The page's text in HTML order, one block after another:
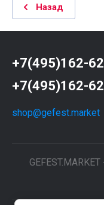
Назад
+7(495)162-
+7(495)162-
shop@gefest.market